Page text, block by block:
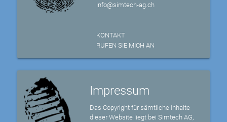
info@simtech-ag.ch
KONTAKT
RUFEN SIE MICH AN
Impressum
Das Copyright für sämtliche Inhalte
dieser Website liegt bei Simtech AG,